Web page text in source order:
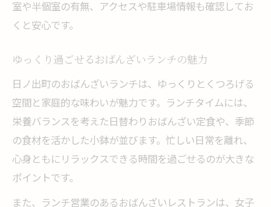
室や半個室の有無、アクセスや駐車場情報も確認してお
くと安心です。
ゆっくり過ごせるおばんざいランチの魅力
日ノ出町のおばんざいランチは、ゆっくりとくつろげる
空間と家庭的な味わいが魅力です。ランチタイムには、
栄養バランスを考えた日替わりおばんざい定食や、季節
の食材を活かした小鉢が並びます。忙しい日常を離れ、
心身ともにリラックスできる時間を過ごせるのが大きな
ポイントです。
また、ランチ営業のあるおばんざいレストランは、女子